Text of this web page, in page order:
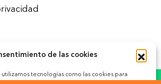
de las cookies
tecnologías como las cookies para